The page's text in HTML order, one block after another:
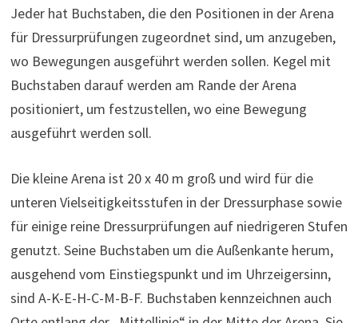
Jeder hat Buchstaben, die den Positionen in der Arena
für Dressurprüfungen zugeordnet sind, um anzugeben,
wo Bewegungen ausgeführt werden sollen. Kegel mit
Buchstaben darauf werden am Rande der Arena
positioniert, um festzustellen, wo eine Bewegung
ausgeführt werden soll.
Die kleine Arena ist 20 x 40 m groß und wird für die
unteren Vielseitigkeitsstufen in der Dressurphase sowie
für einige reine Dressurprüfungen auf niedrigeren Stufen
genutzt. Seine Buchstaben um die Außenkante herum,
ausgehend vom Einstiegspunkt und im Uhrzeigersinn,
sind A-K-E-H-C-M-B-F. Buchstaben kennzeichnen auch